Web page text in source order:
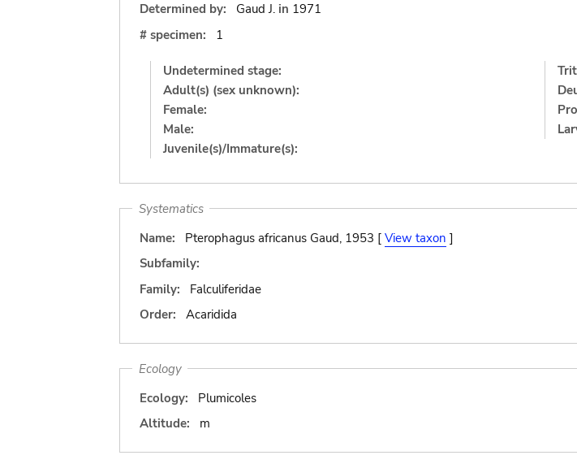
Determined by:
Gaud J. in 1971
# specimen:
1
Undetermined stage:
Adult(s) (sex unknown):
Female:
Male:
Juvenile(s)/Immature(s):
Systematics
Name:
Pterophagus africanus Gaud, 1953 [ View taxon ]
Subfamily:
Family:
Falculiferidae
Order:
Acaridida
Ecology
Ecology:
Plumicoles
Altitude:
m